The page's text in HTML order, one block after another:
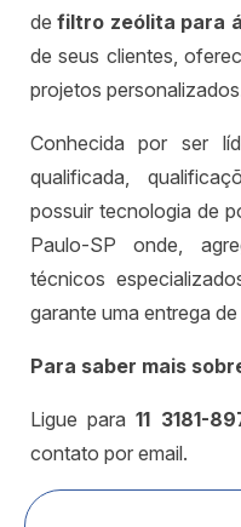
defiltro zeólita para
de seus clientes,
projetos
Conhecida por ser
qualificada,
possuir tecnologia de
Paulo-SP onde,
técnicos
garante uma entrega
Para saber mais
Ligue para11 3181-
contato por email.